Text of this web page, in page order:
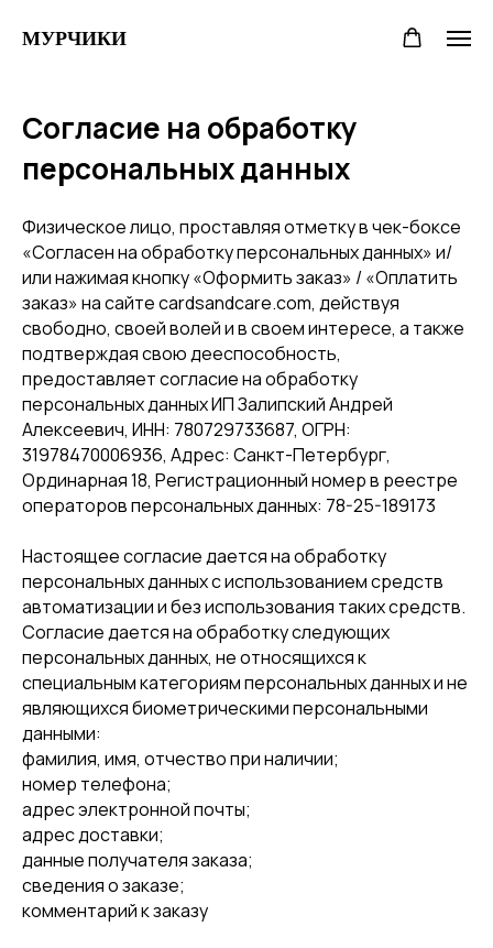
МУРЧИКИ
Согласие на обработку
персональных данных
Физическое лицо, проставляя отметку в чек-боксе
«Согласен на обработку персональных данных» и/
или нажимая кнопку «Оформить заказ» / «Оплатить
заказ» на сайте cardsandcare.com, действуя
свободно, своей волей и в своем интересе, а также
подтверждая свою дееспособность,
предоставляет согласие на обработку
персональных данных ИП Залипский Андрей
Алексеевич, ИНН: 780729733687, ОГРН:
31978470006936, Адрес: Санкт-Петербург,
Ординарная 18, Регистрационный номер в реестре
операторов персональных данных: 78-25-189173
Настоящее согласие дается на обработку
персональных данных с использованием средств
автоматизации и без использования таких средств.
Согласие дается на обработку следующих
персональных данных, не относящихся к
специальным категориям персональных данных и не
являющихся биометрическими персональными
данными:
фамилия, имя, отчество при наличии;
номер телефона;
адрес электронной почты;
адрес доставки;
данные получателя заказа;
сведения о заказе;
комментарий к заказу